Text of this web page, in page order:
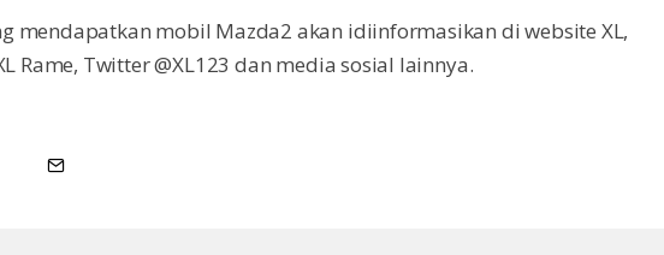
mendapatkan mobil Mazda2 akan idiinformasikan di website XL,
Rame, Twitter @XL123 dan media sosial lainnya.